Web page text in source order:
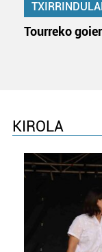
erabiltzen dituen
buruzko
datuen atalean.
zure baimena
Webgune honek
fitxategiak
Tourreko
KIROLA